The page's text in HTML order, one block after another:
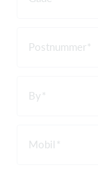
Postnummer
By
Mobil